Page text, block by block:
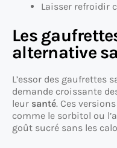
Laisser refroidir
Les
alternative
L’essor des gaufrettes
demande croissante
leur santé. Ces
comme le sorbitol ou
goût sucré sans les